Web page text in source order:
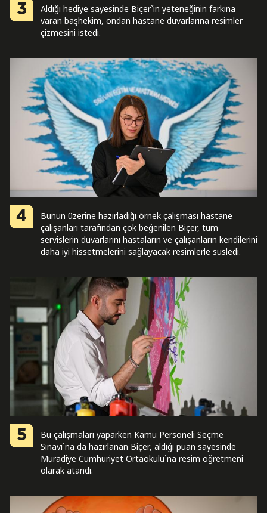
3
Aldığı hediye sayesinde Biçer`in yeteneğinin farkına
varan başhekim, ondan hastane duvarlarına resimler
çizmesini istedi.
4
Bunun üzerine hazırladığı örnek çalışması hastane
çalışanları tarafından çok beğenilen Biçer, tüm
servislerin duvarlarını hastaların ve çalışanların kendilerini
daha iyi hissetmelerini sağlayacak resimlerle süsledi.
5
Bu çalışmaları yaparken Kamu Personeli Seçme
Sınavı`na da hazırlanan Biçer, aldığı puan sayesinde
Muradiye Cumhuriyet Ortaokulu`na resim öğretmeni
olarak atandı.